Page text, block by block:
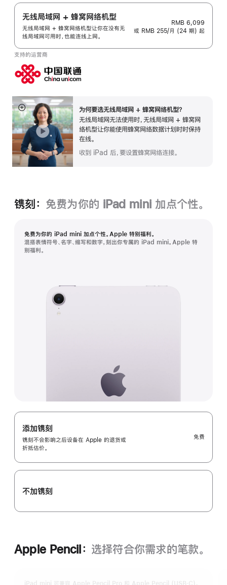
无线局域网 + 蜂窝网络机型
无线局域网 + 蜂窝网络机型让你在没有无
线局域网可用时，也能连线上网。
RMB 6,099
或 RMB 255/月 (24 期) 起
支持的运营商
为何要选无线局域网 + 蜂窝网络机型？
无线局域网无法使用时，无线局域网 + 蜂窝网
络机型让你能使用蜂窝网络数据计划时时保持
在线。
收到 iPad 后，要设置蜂窝网络连接。
展
开
镌刻： 免费为你的 iPad mini 加点个性。
免费为你的 iPad mini 加点个性。Apple 特别福利。
混搭表情符号、名字、缩写和数字，刻出你专属的 iPad mini。Apple 特
别福利。
添加镌刻
镌刻不会影响之后设备在 Apple 的退货或
折抵估价。
免费
不加镌刻
Apple Pencil： 选择符合你需求的笔款。